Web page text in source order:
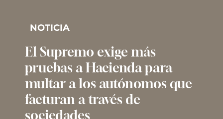
NOTICIA
El Supremo exige más
pruebas a Hacienda para
multar a los autónomos que
facturan a través de
sociedades